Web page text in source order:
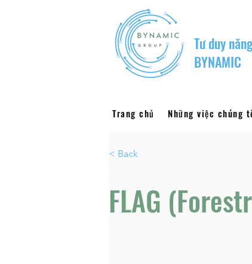
Tư duy
BYNAMIC
Trang chủ Những việc chúng
< Back
FLAG